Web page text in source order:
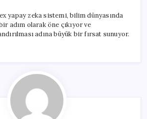
yapay zeka sistemi, bilim dünyasında
adım olarak öne çıkıyor ve
adına büyük bir fırsat sunuyor.